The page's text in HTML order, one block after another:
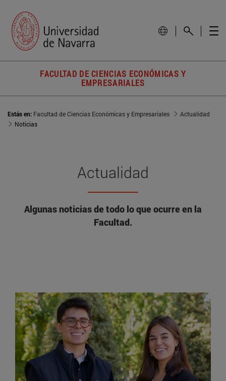
FACULTAD DE CIENCIAS ECONÓMICAS Y
EMPRESARIALES
Estás en: Facultad de Ciencias Económicas y Empresariales
Actualidad
Noticias
Actualidad
Algunas noticias de todo lo que ocurre en la
Facultad.